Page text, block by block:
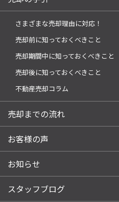
さまざまな売却理由に対応！
売却前に知っておくべきこと
売却期間中に知っておくべきこと
売却後に知っておくべきこと
不動産売却コラム
売却までの流れ
お客様の声
お知らせ
スタッフブログ